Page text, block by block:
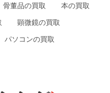
骨董品の買取 本の買取
顕微鏡の買取
パソコンの買取